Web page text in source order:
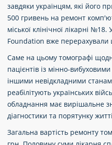
завдяки українцям, які його
500 гривень на ремонт
міської клінічної лікарні
Foundation вже перерахували
Саме на цьому томографі
пацієнтів із мінно-
іншими невідкладними
реабілітують українських
обладнання має вирішальне
діагностики та порятунку
Загальна вартість ремонту